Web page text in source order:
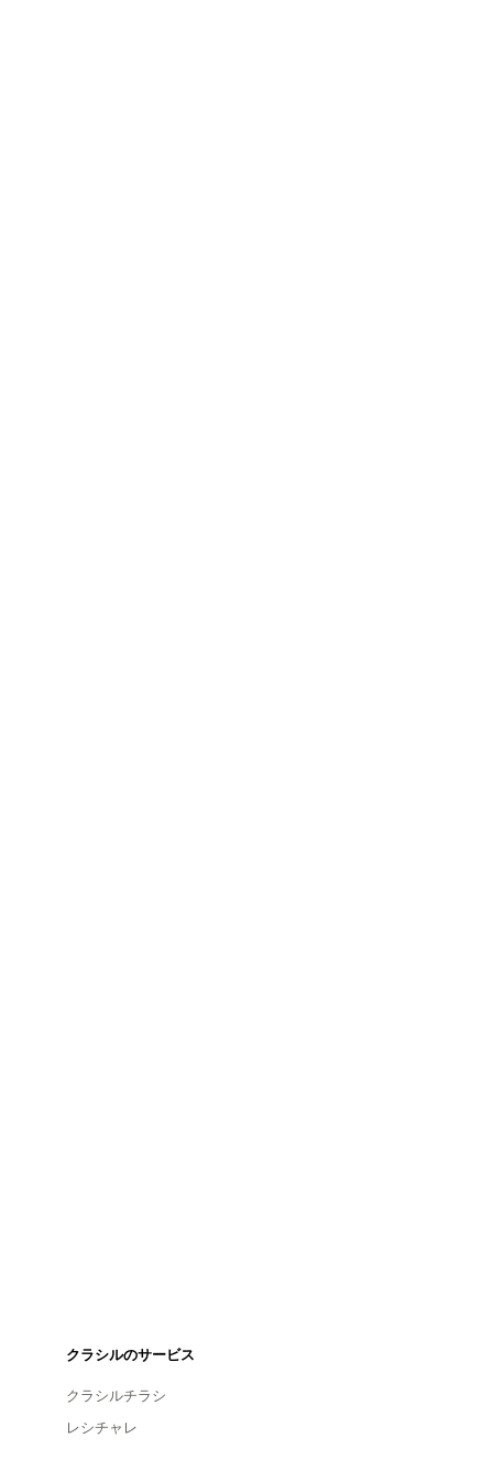
クラシルのサービス
クラシルチラシ
レシチャレ